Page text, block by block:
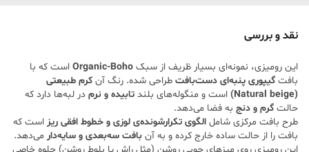
نقد و بررسی
این رومیزی، نمونه‌ای بسیار ظریف از سبک Organic-Boho است که با
بافت گیپوری پنبه‌ای دست‌بافت طراحی شده. رنگ آن کرم طبیعتی
(Natural beige)
است و منگوله‌های بلند تابیده و نرم در لبه‌ها دارد که
حالت گرم و دنج به فضا می‌دهد.
طرح بافت مرکزی شامل الگوی تکرارشونده‌ی لوزی و خطوط افقی ریز است که
بافت را از حالت ساده خارج کرده و به آن بافت سه‌بعدی و سایه‌دار می‌دهد.